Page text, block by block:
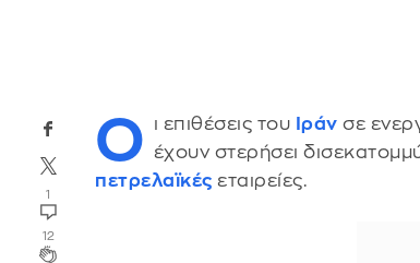
1
12
Ο ι επιθέσεις του Ιράν σε
έχουν στερήσει
πετρελαϊκές εταιρείες.